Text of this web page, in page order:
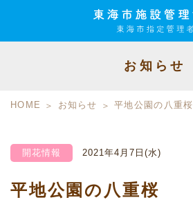
お知らせ
HOME お知らせ 平地公園の八重桜
開花情報 2021年4月7日(水)
平地公園の八重桜